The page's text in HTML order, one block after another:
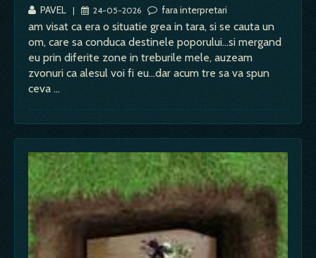
PAVEL | 24-05-2026 fara interpretari
am visat ca era o situatie grea in tara, si se cauta un
om, care sa conduca destinele poporului...si mergand
eu prin diferite zone in treburile mele, auzeam
zvonuri ca alesul voi fi eu...dar acum tre sa va spun
ceva …